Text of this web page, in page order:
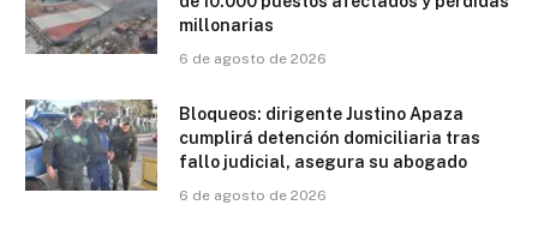
millonarias
6 de agosto de 2026
Bloqueos: dirigente Justino Apaza
cumplirá detención domiciliaria tras
fallo judicial, asegura su abogado
6 de agosto de 2026